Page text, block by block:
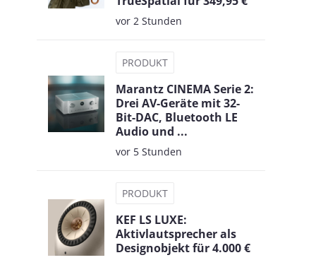
vor 2 Stunden
PRODUKT
Marantz CINEMA Serie 2:
Drei AV-Geräte mit 32-
Bit-DAC, Bluetooth LE
Audio und ...
vor 5 Stunden
PRODUKT
KEF LS LUXE:
Aktivlautsprecher als
Designobjekt für 4.000 €